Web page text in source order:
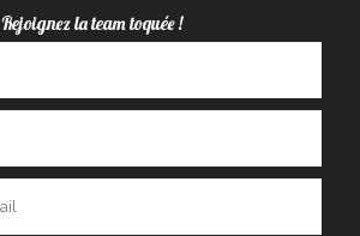
Rejoignez la team toquée !